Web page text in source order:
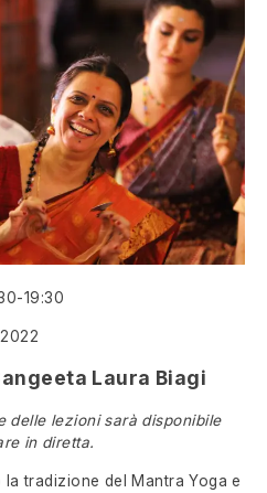
19:30
Laura Biagi
delle lezioni sarà disponibile
in diretta.
tradizione del Mantra Yoga e